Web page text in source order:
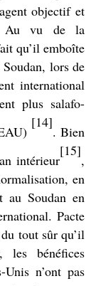
objectif et
Au vu de la
qu’il emboîte
lors de
international
plus salafo-
[14]
. Bien
intérieur
[15]
,
en
au Soudan en
Pacte
tout sûr qu’il
bénéfices
n’ont pas